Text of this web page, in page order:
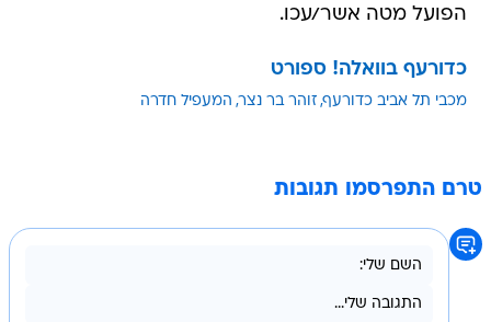
הפועל מטה אשר/עכו.
כדורעף בוואלה! ספורט
מכבי תל אביב כדורעף זוהר בר נצר המעפיל חדרה
טרם התפרסמו תגובות